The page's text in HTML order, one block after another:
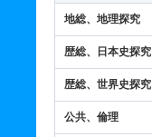
地総、地理探究
歴総、日本史探究
歴総、世界史探究
公共、倫理